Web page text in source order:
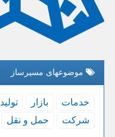
موضوعهای مسیرساز
خدمات بازار تولید
شركت
حمل و نقل